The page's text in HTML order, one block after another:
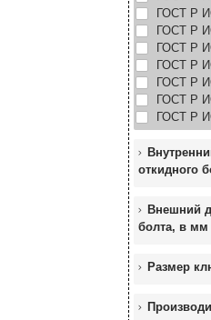
ГОСТ Р
ГОСТ Р
ГОСТ Р
ГОСТ Р
ГОСТ Р
ГОСТ Р
ГОСТ Р
откидного
Внешний
болта, в мм
Размер